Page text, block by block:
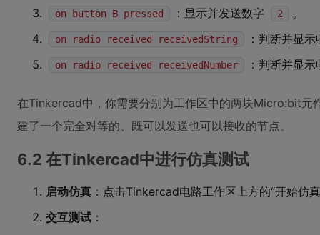
on button B pressed ：显示并发送数字 2 。
on radio received receivedString ：判断并显示
on radio received receivedNumber ：判断并显
在Tinkercad中，你需要分别为工作区中的两块Micro:bit元
建了一个完全对等的、既可以发送也可以接收的节点。
6.2 在Tinkercad中进行仿真测试
启动仿真 ：点击Tinkercad电路工作区上方的“开始仿
交互测试 ：